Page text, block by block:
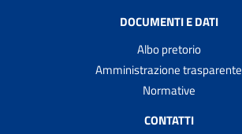
DOCUMENTI E DATI
Albo pretorio
Amministrazione trasparente
Normative
CONTATTI